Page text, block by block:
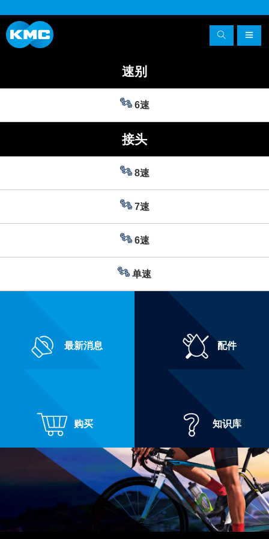
速别
6速
接头
8速
7速
6速
单速
最新消息 配件
购买 知识库